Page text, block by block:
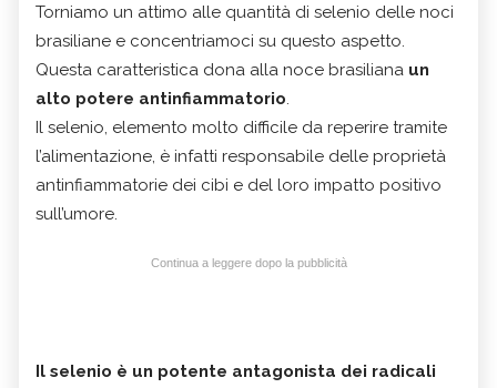
Torniamo un attimo alle quantità di selenio delle noci
brasiliane e concentriamoci su questo aspetto.
Questa caratteristica dona alla noce brasiliana un
alto potere antinfiammatorio.
Il selenio, elemento molto difficile da reperire tramite
l’alimentazione, è infatti responsabile delle proprietà
antinfiammatorie dei cibi e del loro impatto positivo
sull’umore.
Continua a leggere dopo la pubblicità
Il selenio è un potente antagonista dei radicali